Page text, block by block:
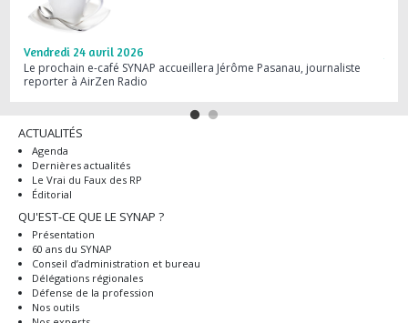
Vendredi 24 avril 2026
Le prochain e-café SYNAP accueillera Jérôme Pasanau, journaliste
reporter à AirZen Radio
ACTUALITÉS
Agenda
Dernières actualités
Le Vrai du Faux des RP
Éditorial
QU'EST-CE QUE LE SYNAP ?
Présentation
60 ans du SYNAP
Conseil d’administration et bureau
Délégations régionales
Défense de la profession
Nos outils